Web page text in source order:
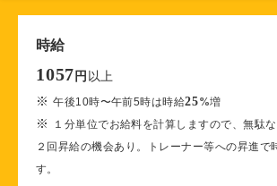
時給
1057 円 以上
※午後10時〜午前5時は時給25%増
※
１分単位でお給料を計算しますので、無駄
２回昇給の機会あり。トレーナー等への昇進で
す。